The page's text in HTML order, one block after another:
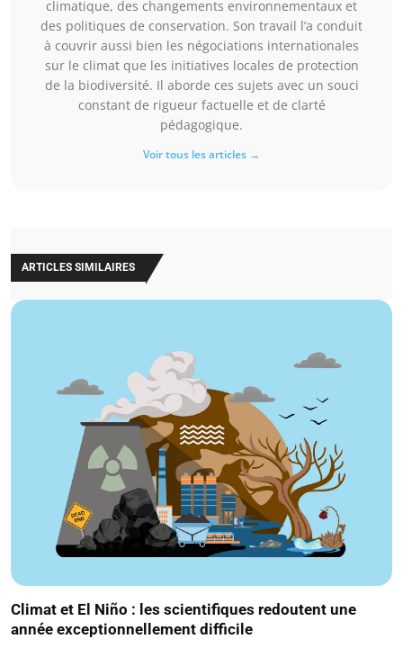
climatique, des changements environnementaux et
des politiques de conservation. Son travail l’a conduit
à couvrir aussi bien les négociations internationales
sur le climat que les initiatives locales de protection
de la biodiversité. Il aborde ces sujets avec un souci
constant de rigueur factuelle et de clarté
pédagogique.
Voir tous les articles →
ARTICLES SIMILAIRES
Climat et El Niño : les scientifiques redoutent une
année exceptionnellement difficile